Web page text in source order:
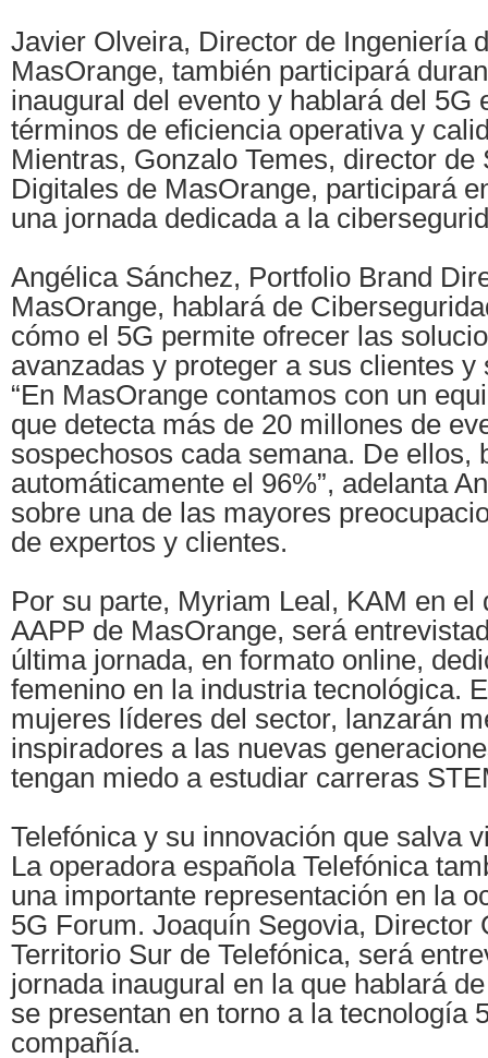
Javier Olveira, Director de Ingeniería
MasOrange, también participará
inaugural del evento y hablará del 5G
términos de eficiencia operativa y
Mientras, Gonzalo Temes, director de
Digitales de MasOrange, participará
una jornada dedicada a la
Angélica Sánchez, Portfolio Brand
MasOrange, hablará de
cómo el 5G permite ofrecer las
avanzadas y proteger a sus clientes y
“En MasOrange contamos con un
que detecta más de 20 millones de
sospechosos cada semana. De ellos,
automáticamente el 96%”, adelanta
sobre una de las mayores
de expertos y clientes.
Por su parte, Myriam Leal, KAM en el
AAPP de MasOrange, será
última jornada, en formato online,
femenino en la industria tecnológica.
mujeres líderes del sector, lanzarán
inspiradores a las nuevas
tengan miedo a estudiar carreras
Telefónica y su innovación que salva
La operadora española Telefónica
una importante representación en la
5G Forum. Joaquín Segovia, Director
Territorio Sur de Telefónica, será
jornada inaugural en la que hablará
se presentan en torno a la tecnología
compañía.